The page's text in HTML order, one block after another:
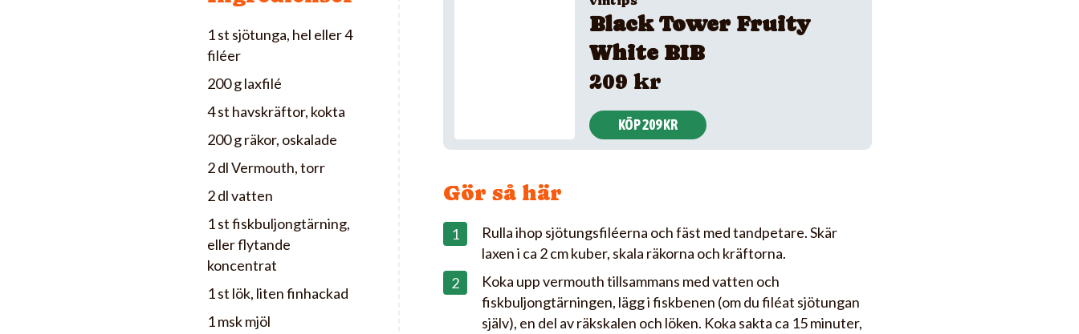
1 st sjötunga, hel eller 4
filéer
200 g laxfilé
4 st havskräftor, kokta
200 g räkor, oskalade
2 dl Vermouth, torr
2 dl vatten
1 st fiskbuljongtärning,
eller flytande
koncentrat
1 st lök, liten finhackad
1 msk mjöl
Black Tower Fruity
White BIB
209 kr
KÖP 209 KR
Gör så här
Rulla ihop sjötungsfiléerna och fäst med tandpetare. Skär
laxen i ca 2 cm kuber, skala räkorna och kräftorna.
Koka upp vermouth tillsammans med vatten och
fiskbuljongtärningen, lägg i fiskbenen (om du filéat sjötungan
själv), en del av räkskalen och löken. Koka sakta ca 15 minuter,